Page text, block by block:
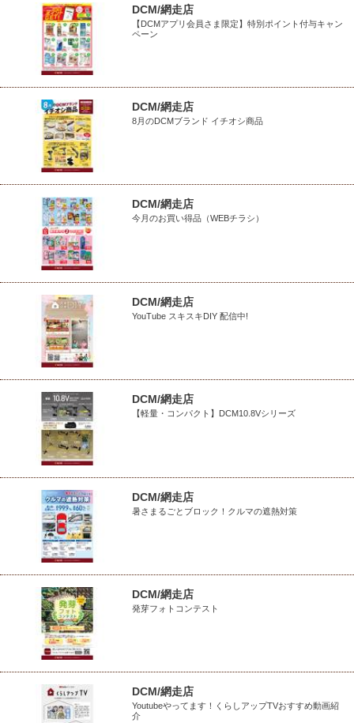
DCM/網走店
【DCMアプリ会員さま限定】特別ポイント付与キャン
ペーン
DCM/網走店
8月のDCMブランド イチオシ商品
DCM/網走店
今月のお買い得品（WEBチラシ）
DCM/網走店
YouTube スキスキDIY 配信中!
DCM/網走店
【軽量・コンパクト】DCM10.8Vシリーズ
DCM/網走店
暑さまるごとブロック！クルマの遮熱対策
DCM/網走店
発芽フォトコンテスト
DCM/網走店
Youtubeやってます！くらしアップTVおすすめ動画紹
介